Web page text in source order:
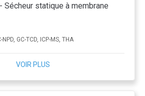
Sécheur statique à membrane
NPD, GC-TCD, ICP-MS, THA
VOIR PLUS